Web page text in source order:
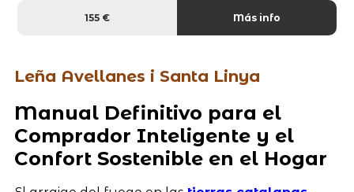
155 € Más info
Leña Avellanes i Santa Linya
Manual Definitivo para el
Comprador Inteligente y el
Confort Sostenible en el Hogar